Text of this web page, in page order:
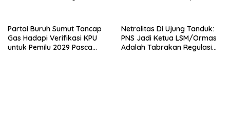
Partai Buruh Sumut Tancap
Gas Hadapi Verifikasi KPU
untuk Pemilu 2029 Pasca
Netralitas Di Ujung Tanduk:
PNS Jadi Ketua LSM/Ormas
Adalah Tabrakan Regulasi